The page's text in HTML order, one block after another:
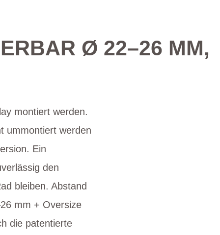
Ø 22–26 MM,
montiert werden.
ummontiert werden
Ein
den
bleiben. Abstand
mm + Oversize
die patentierte